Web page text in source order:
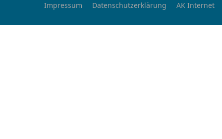
Impressum
Datenschutzerklärung AK Internet